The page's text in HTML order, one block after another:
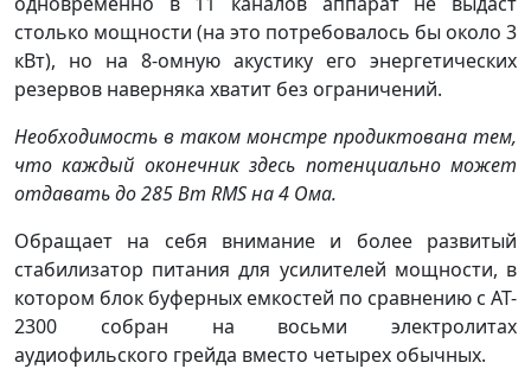
столько мощности (на это потребовалось бы около 3
кВт), но на 8-омную акустику его энергетических
резервов наверняка хватит без ограничений.
Необходимость в таком монстре продиктована тем,
что каждый оконечник здесь потенциально может
отдавать до 285 Вт RMS на 4 Ома.
Обращает на себя внимание и более развитый
стабилизатор питания для усилителей мощности, в
котором блок буферных емкостей по сравнению с AT-
2300 собран на восьми электролитах
аудиофильского грейда вместо четырех обычных.